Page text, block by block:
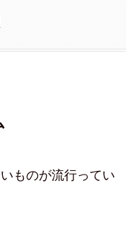
ものが流行ってい